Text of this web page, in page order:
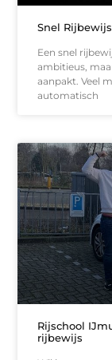
Snel
Een snel
ambitieus,
aanpakt. Veel
automatisch
Rijschool
rijbewijs